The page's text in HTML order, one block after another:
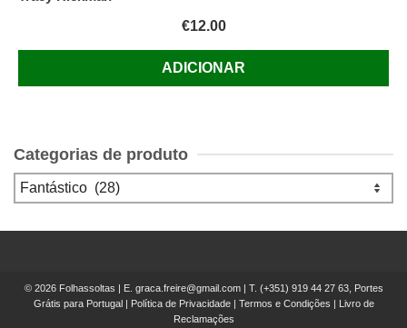
€12.00
ADICIONAR
Categorias de produto
© 2026 Folhassoltas | E. graca.freire@gmail.com| T. (+351) 919 44 27 63, Portes
Grátis para Portugal | Política de Privacidade| Termos e Condições | Livro de
Reclamações